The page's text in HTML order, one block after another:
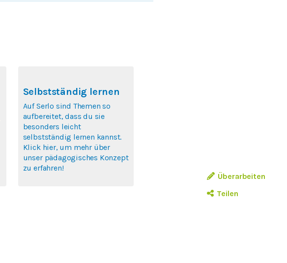
Überarbeiten
Teilen
Selbstständig lernen
Auf Serlo sind Themen so
aufbereitet, dass du sie
besonders leicht
selbstständig lernen kannst.
Klick hier, um mehr über
unser pädagogisches Konzept
zu erfahren!